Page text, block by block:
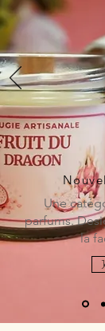
Une
parfums.
la